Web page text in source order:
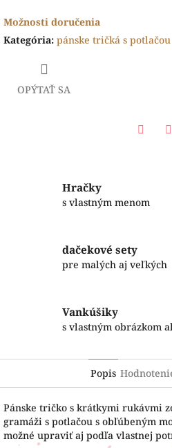
Možnosti doručenia
Kategória: pánske tričká s potlačou
OPÝTAŤ SA
Hračky
s vlastným menom
dačekové sety
pre malých aj veľkých
Vankúšiky
s vlastným obrázkom
Popis
Pánske tričko s krátkymi rukávmi
gramáži s potlačou s obľúbeným
možné upraviť aj podľa vlastnej